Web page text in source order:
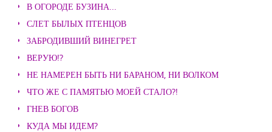
В ОГОРОДЕ БУЗИНА...
СЛЕТ БЫЛЫХ ПТЕНЦОВ
ЗАБРОДИВШИЙ ВИНЕГРЕТ
ВЕРУЮ!?
НЕ НАМЕРЕН БЫТЬ НИ БАРАНОМ, НИ ВОЛКОМ
ЧТО ЖЕ С ПАМЯТЬЮ МОЕЙ СТАЛО?!
ГНЕВ БОГОВ
КУДА МЫ ИДЕМ?